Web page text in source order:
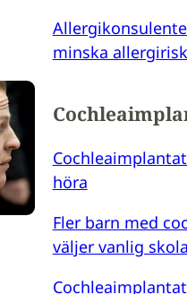
minska
höra
Fler barn med
väljer vanlig skola